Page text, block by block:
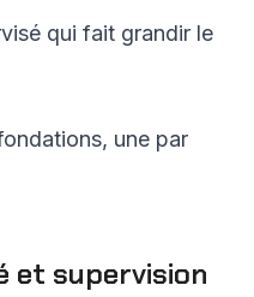
qui fait grandir le
une par
et supervision